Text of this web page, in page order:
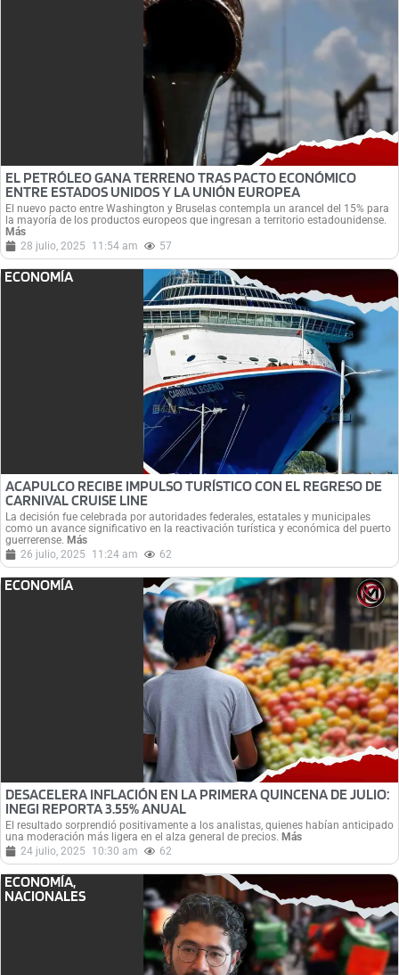
EL PETRÓLEO GANA TERRENO TRAS PACTO ECONÓMICO
ENTRE ESTADOS UNIDOS Y LA UNIÓN EUROPEA
El nuevo pacto entre Washington y Bruselas contempla un arancel del 15% para
la mayoría de los productos europeos que ingresan a territorio estadounidense.
Más
28 julio, 2025
11:54 am 57
ECONOMÍA
ACAPULCO RECIBE IMPULSO TURÍSTICO CON EL REGRESO DE
CARNIVAL CRUISE LINE
La decisión fue celebrada por autoridades federales, estatales y municipales
como un avance significativo en la reactivación turística y económica del puerto
guerrerense. Más
26 julio, 2025
11:24 am 62
ECONOMÍA
DESACELERA INFLACIÓN EN LA PRIMERA QUINCENA DE JULIO:
INEGI REPORTA 3.55% ANUAL
El resultado sorprendió positivamente a los analistas, quienes habían anticipado
una moderación más ligera en el alza general de precios. Más
24 julio, 2025
10:30 am 62
ECONOMÍA,
NACIONALES